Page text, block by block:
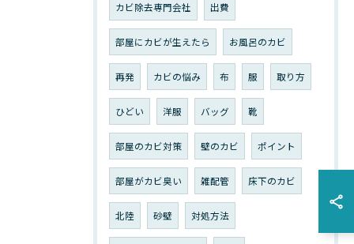
カビ除去専門会社 出費
部屋にカビが生えたら お風呂のカビ
再発 カビの悩み 布 服 取り方
ひどい 洋服 バッグ 靴
部屋のカビ対策 壁のカビ ポイント
部屋がカビ臭い 雑配管 床下のカビ
北陸 砂壁 対処方法